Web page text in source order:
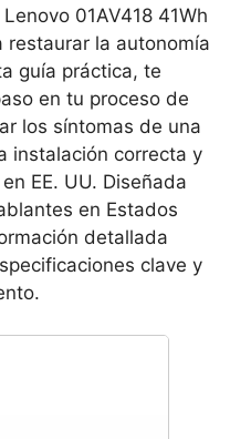
01AV418 41Wh
restaurar la autonomía
guía práctica, te
en tu proceso de
los síntomas de una
instalación correcta y
EE. UU. Diseñada
en Estados
detallada
clave y